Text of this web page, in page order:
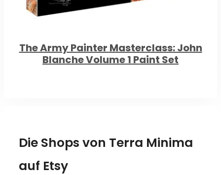
The Army Painter Masterclass: John
Blanche Volume 1 Paint Set
Die Shops von Terra Minima
auf Etsy